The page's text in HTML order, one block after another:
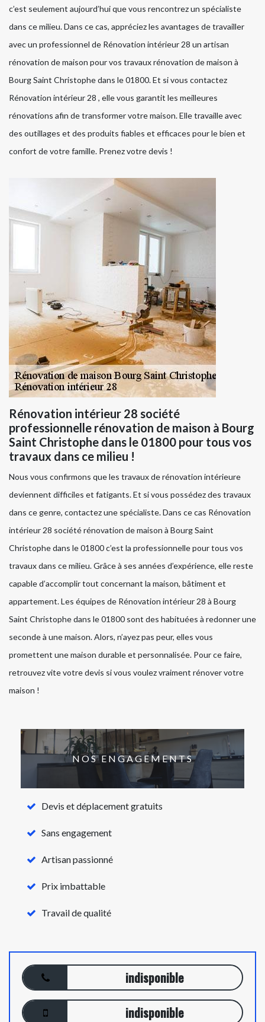
c’est seulement aujourd’hui que vous rencontrez un spécialiste
dans ce milieu. Dans ce cas, appréciez les avantages de travailler
avec un professionnel de Rénovation intérieur 28 un artisan
rénovation de maison pour vos travaux rénovation de maison à
Bourg Saint Christophe dans le 01800. Et si vous contactez
Rénovation intérieur 28 , elle vous garantit les meilleures
rénovations afin de transformer votre maison. Elle travaille avec
des outillages et des produits fiables et efficaces pour le bien et
confort de votre famille. Prenez votre devis !
Rénovation intérieur 28 société
professionnelle rénovation de maison à Bourg
Saint Christophe dans le 01800 pour tous vos
travaux dans ce milieu !
Nous vous confirmons que les travaux de rénovation intérieure
deviennent difficiles et fatigants. Et si vous possédez des travaux
dans ce genre, contactez une spécialiste. Dans ce cas Rénovation
intérieur 28 société rénovation de maison à Bourg Saint
Christophe dans le 01800 c’est la professionnelle pour tous vos
travaux dans ce milieu. Grâce à ses années d’expérience, elle reste
capable d’accomplir tout concernant la maison, bâtiment et
appartement. Les équipes de Rénovation intérieur 28 à Bourg
Saint Christophe dans le 01800 sont des habituées à redonner une
seconde à une maison. Alors, n’ayez pas peur, elles vous
promettent une maison durable et personnalisée. Pour ce faire,
retrouvez vite votre devis si vous voulez vraiment rénover votre
maison !
NOS ENGAGEMENTS
Devis et déplacement gratuits
Sans engagement
Artisan passionné
Prix imbattable
Travail de qualité
indisponible
indisponible